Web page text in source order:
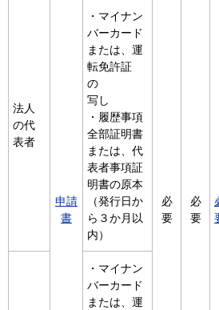
法人
の代
表者
申請
書
・マイナン
バーカード
または、運
転免許証
の
写し
・履歴事項
全部証明書
または、代
表者事項証
明書の原本
（発行日か
ら３か月以
内）
必
要
必
要
・マイナン
バーカード
または、運